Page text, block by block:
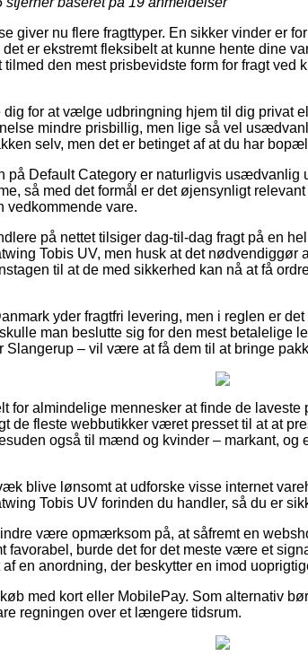
giver nu flere fragttyper. En sikker vinder er
er ekstremt fleksibelt at kunne hente dine
tilmed den mest prisbevidste form for fragt
dig for at vælge udbringning hjem til dig privat
mindre prisbillig, men lige så vel
selv, men det er betinget af at du har
på Default Category er naturligvis usædvanlig
så med det formål er det øjensynligt
vedkommende vare.
på nettet tilsiger dag-til-dag fragt på en
Tobis UV, men husk at det nødvendiggør
til at de med sikkerhed kan nå at få
yder fragtfri levering, men i reglen er
man beslutte sig for den mest betalelige
– vil være at få dem til at bringe
for almindelige mennesker at finde de laveste
de fleste webbutikker været presset til at at
også til mænd og kvinder – markant, og
blive lønsomt at udforske visse internet
Tobis UV forinden du handler, så du er
være opmærksom på, at såfremt en
favorabel, burde det for det meste være et
en anordning, der beskytter en imod
med kort eller MobilePay. Som alternativ
regningen over et længere tidsrum.